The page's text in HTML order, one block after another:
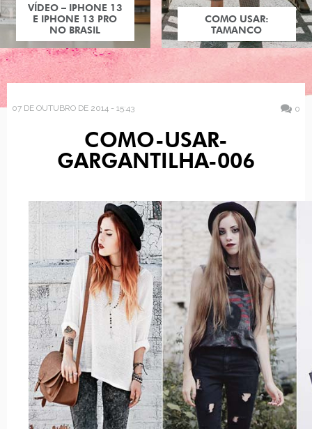
VÍDEO – IPHONE 13
E IPHONE 13 PRO
NO BRASIL
COMO USAR:
TAMANCO
07 DE OUTUBRO DE 2014 - 15:43 0
COMO-USAR-
GARGANTILHA-006